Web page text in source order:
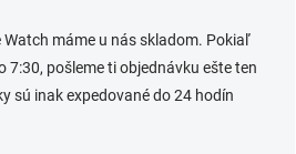
Watch máme u nás skladom. Pokiaľ
7:30, pošleme ti objednávku ešte ten
sú inak expedované do 24 hodín